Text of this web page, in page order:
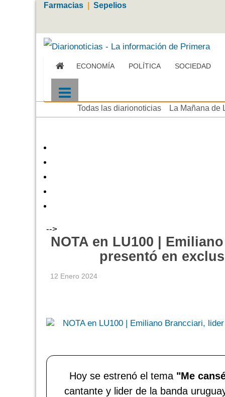
Farmacias Sepelios
ECONOMÍA POLÍTICA SOCIEDAD
Todas las diarionoticias La Mañana de
-->
NOTA en LU100 |
presentó en
12 Enero 2024
Hoy se estrenó el tema "Me
cantante y lider de la banda